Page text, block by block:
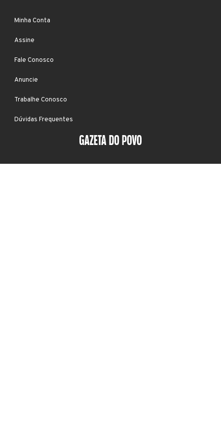
Minha Conta
Assine
Fale Conosco
Anuncie
Trabalhe Conosco
Dúvidas Frequentes